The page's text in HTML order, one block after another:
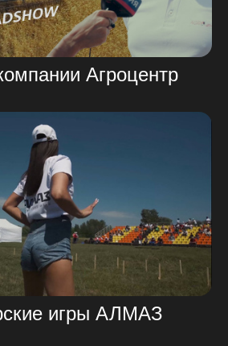
Агроцентр
игры АЛМАЗ